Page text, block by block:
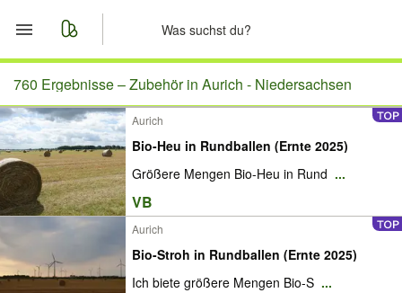
Start
Merkliste
Nachrichten
Anzeige aufgeben
760 Ergebnisse –Zubehör in Aurich - Niedersachsen
Aurich
Bio-Heu in Rundballen (Ernte 2025)
Größere Mengen Bio-Heu in Rund ...
VB
Aurich
Bio-Stroh in Rundballen (Ernte 2025)
Ich biete größere Mengen Bio-S ...